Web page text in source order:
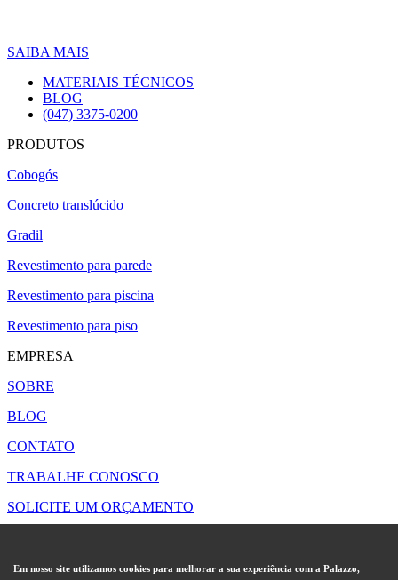
SAIBA MAIS
MATERIAIS TÉCNICOS
BLOG
(047) 3375-0200
PRODUTOS
Cobogós
Concreto translúcido
Gradil
Revestimento para parede
Revestimento para piscina
Revestimento para piso
EMPRESA
SOBRE
BLOG
CONTATO
TRABALHE CONOSCO
SOLICITE UM ORÇAMENTO
PRIVACIDADE
Em nosso site utilizamos cookies para melhorar a sua experiência com a Palazzo,